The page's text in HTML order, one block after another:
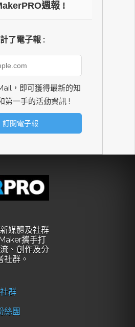
週報 !
了電子報 :
，即可獲得最新的知
第一手的活動資訊 !
媒體及社群
攜手打
、創作及分
社群。
群
絲團